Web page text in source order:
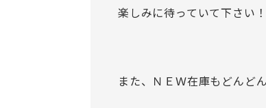
楽しみに待っていて下さい！
また、ＮＥＷ在庫もどんど